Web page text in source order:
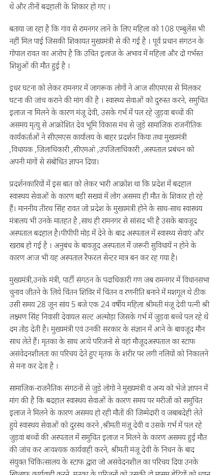
थे और तीनों बदहाली के शिकार हो गए ।
बताया जा रहा है कि गांव से रामनगर लाने के लिए महिला को 108 एम्बुलेंस भी
नहीं मिल पाई जिसकी शिकायत मुख्यमंत्री से की गई है । पूर्व प्रधान संगठन के
गोपाल रावत का आरोप है कि उचित इलाज के अभाव में महिला और दो गर्भस्त
शिशुओं की मौत हुई है ।
इधर घटना को लेकर रामनगर में जागरूक लोगों ने आज सीएमएस से मिलकर
घटना की जांच कराने की मांग की है । स्वास्थ्य सेवाओं को दुरुस्त करने, समुचित
इलाज ना मिलने के कारण मंजू देवी, उसके गर्भ में पल रहे जुड़वा बच्चों की
असमय मृत्यु से आक्रोशित देव भूमि विकास मंच से जुड़े सामाजिक राजनीतिक
कार्यकर्ताओं ने सीएमएस कार्यालय के बाहर प्रदर्शन किया तथा मुख्यमंत्री
,विधायक ,जिलाधिकारी ,सीएमओ ,उपजिलाधिकारी ,अस्पताल प्रबंधन को
अपनी मांगों से संबोधित ज्ञापन दिया।
प्रदर्शनकारियों में इस बात को लेकर भारी आक्रोश था कि प्रदेश में बदहाल
स्वास्थय सेवाओं के कारण बड़ी सख्यां में लोग असमय ही मौत के शिकार हो रहे
हैं। माननीय तीरथ सिंह रावत जो प्रदेश के मुख्यमंत्री होने के साथ-साथ स्वास्थय
मंत्रालय भी उनके मातहत है ,साथ ही रामनगर से सांसद भी है उसके बावजूद
अस्पताल बदहाल है।पीपीपी मोड़ में देने के बाद अस्पताल में स्वास्थ्य सेवाएं और
खराब हो गई है । अनुबंध के बावजूद अस्पताल में जरूरी सुविधायें न होने के
कारण आज भी यह अस्पताल रैफरल सेन्टर मात्र बन कर रह गया है।
मुख्यमंत्री,उनके मंत्री, पार्टी संगठन के पदाधिकारी गण जब रामनगर में विधानसभा
चुनाव जीतने के लिये चिंतन शिविर में चिंतन व रणनीति बनाने में मशगूल थे ठीक
उसी समय 28 जून सांय 5 बजे एक 24 वर्षीय महिला श्रीमती मंजू देवी पत्नी श्री
लक्ष्मण सिंह निवासी देवायल सल्ट अल्मोड़ा जिसके गर्भ में जुड़वा बच्चे पल रहे थे
दम तोड़ देती है। मुख्यमंत्री एवं उनकी सरकार के संज्ञान में आने के बावजूद मौन
साध लेते हैं। मृतका के साथ आये परिजनो से वहां मौजूदअस्पताल का स्टाफ
असंवेदनशीलता का परिचय देते हुए मृतक के शरीर पर लगी नलियों को निकालने
से मना कर देता है ।
सामाजिक-राजनैतिक संगठनों से जुडे लोगो ने मुख्यमंत्री व अन्य को भेजे ज्ञापन में
मांग की है कि बदहाल स्वास्थय सेवाओं के कारण समय पर मरीजों को समुचित
इलाज ने मिलने के कारण असमय हो रही मौतों की जिम्मेदारी व जबाबदेही लेते
हुये स्वास्थय सेवाओं को दुरस्थ करने ,श्रीमती मंजू देवी व उसके गर्भ में पल रहे
जुड़वां बच्चों की अस्पताल में समुचित इलाज न मिलने के कारण असमय हुई मौत
की जांच कर आवश्यक कार्यवाही करने, श्रीमती मंजू देवी के निधन के बाद
संयुक्त चिकित्सालय के स्टाफ द्वारा जो असंवेदनशील का परिचय दिया उनके